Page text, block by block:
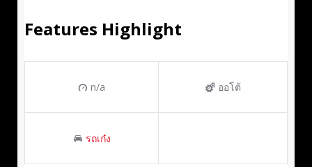
Features Highlight
n/a ออโต้
รถเก๋ง